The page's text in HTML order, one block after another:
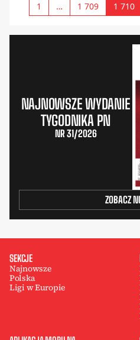
1 … 1 709 1 710
NAJNOWSZE WYDANIE
TYGODNIKA PN
NR 31/2026
ZOBACZ
SEKCJE
Najnowsze
Polska
Ligi w Europie